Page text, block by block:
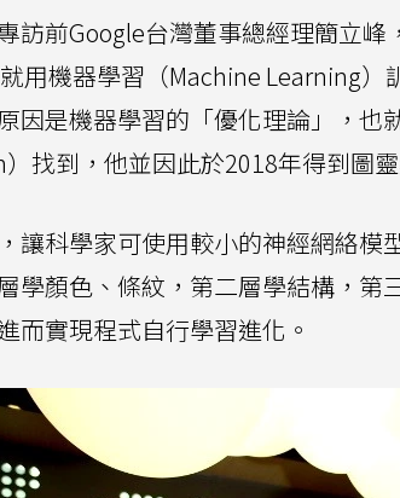
訪前Google台灣董事總經理簡立
用機器學習（Machine Learning
因是機器學習的「優化理論」，
）找到，他並因此於2018年得到圖
讓科學家可使用較小的神經網絡
學顏色、條紋，第二層學結構，第
而實現程式自行學習進化。